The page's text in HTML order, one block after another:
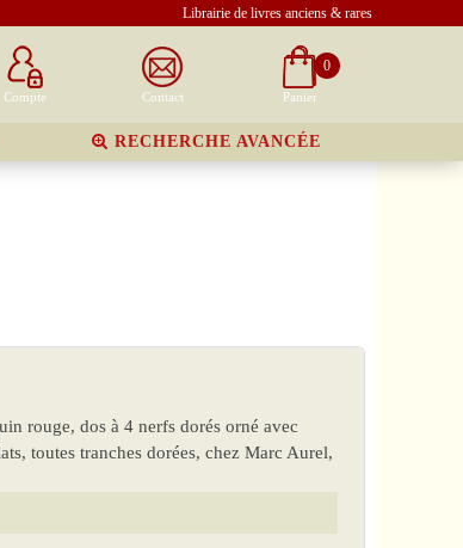
Librairie de livres anciens & rares
Compte Contact
0
Panier
RECHERCHE AVANCÉE
rouge, dos à 4 nerfs dorés orné avec
toutes tranches dorées, chez Marc Aurel,